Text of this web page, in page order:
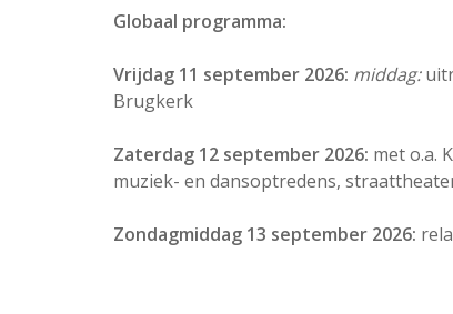
Globaal programma:
Vrijdag 11 september 2026: middag:
Brugkerk
Zaterdag 12 september 2026: met o.a.
muziek- en dansoptredens,
Zondagmiddag 13 september 2026: